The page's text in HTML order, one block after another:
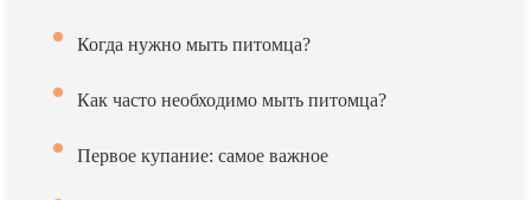
Когда нужно мыть питомца?
Как часто необходимо мыть питомца?
Первое купание: самое важное